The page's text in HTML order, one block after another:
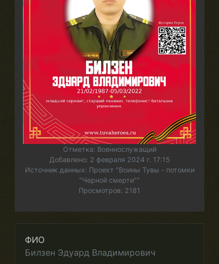
Отметка: Военнослужащий
Добавлено: 2 февраля 2024 г. 17:15
Источник данных: Проект "Воины Тувы - потомки
"Черной смерти""
Просмотров: 2181
ФИО
Билзен Эдуард Владимирович